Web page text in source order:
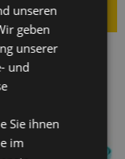
unseren
geben
unserer
und
Sie ihnen
im